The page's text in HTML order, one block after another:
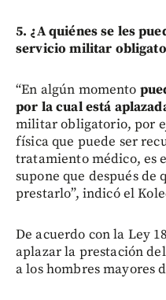
5. ¿A quiénes se les
servicio militar
“En algún momento
por la cual está
militar obligatorio, por
física que puede ser
tratamiento médico, es
supone que después de
prestarlo”, indicó el
De acuerdo con la Ley
aplazar la prestación
a los hombres mayores